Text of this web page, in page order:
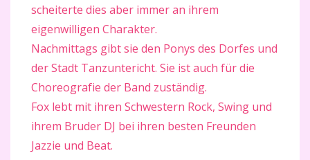
scheiterte dies aber immer an ihrem
eigenwilligen Charakter.
Nachmittags gibt sie den Ponys des Dorfes und
der Stadt Tanzuntericht. Sie ist auch für die
Choreografie der Band zuständig.
Fox lebt mit ihren Schwestern Rock, Swing und
ihrem Bruder DJ bei ihren besten Freunden
Jazzie und Beat.